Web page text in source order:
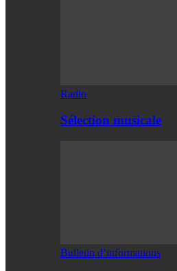
Radio
Sélection musicale
Bulletin d’informations